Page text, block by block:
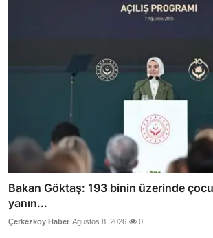
Bakan Göktaş: 193 binin üzerinde
yanın...
Çerkezköy Haber Ağustos 8, 2026 0